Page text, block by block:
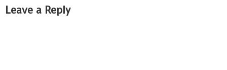
Leave a Reply